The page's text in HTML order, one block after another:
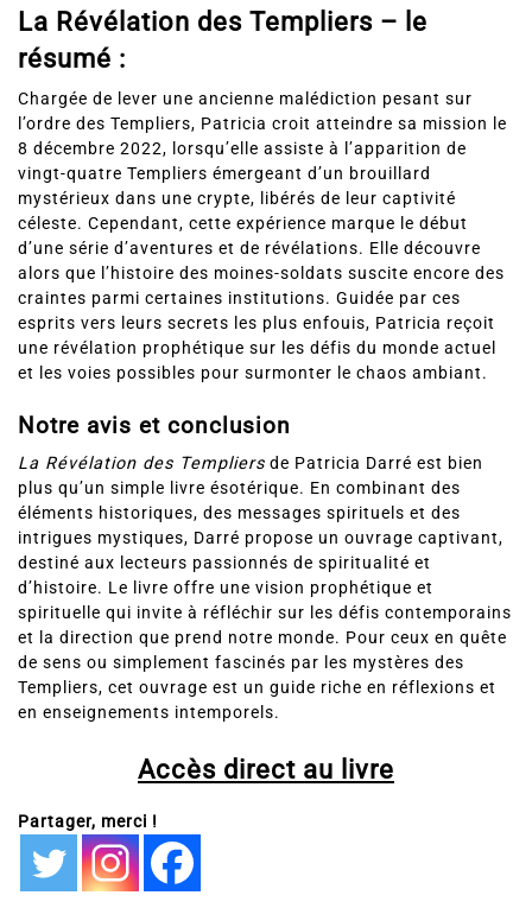
La Révélation des Templiers – le
résumé :
l’ordre des Templiers, Patricia croit atteindre sa mission le
8 décembre 2022, lorsqu’elle assiste à l’apparition de
vingt-quatre Templiers émergeant d’un brouillard
mystérieux dans une crypte, libérés de leur captivité
céleste. Cependant, cette expérience marque le début
d’une série d’aventures et de révélations. Elle découvre
alors que l’histoire des moines-soldats suscite encore des
craintes parmi certaines institutions. Guidée par ces
esprits vers leurs secrets les plus enfouis, Patricia reçoit
une révélation prophétique sur les défis du monde actuel
et les voies possibles pour surmonter le chaos ambiant.
Notre avis et conclusion
plus qu’un simple livre ésotérique. En combinant des
éléments historiques, des messages spirituels et des
intrigues mystiques, Darré propose un ouvrage captivant,
destiné aux lecteurs passionnés de spiritualité et
d’histoire. Le livre offre une vision prophétique et
spirituelle qui invite à réfléchir sur les défis contemporains
et la direction que prend notre monde. Pour ceux en quête
de sens ou simplement fascinés par les mystères des
Templiers, cet ouvrage est un guide riche en réflexions et
en enseignements intemporels.
Accès direct au livre